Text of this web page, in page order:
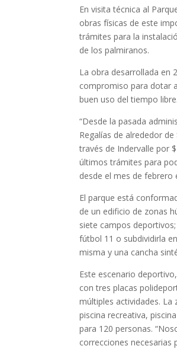
En visita técnica al
obras físicas de este
trámites para la
de los palmiranos.
La obra desarrollada en
compromiso para dotar
buen uso del tiempo libre.
“Desde la pasada
Regalías de alrededor
través de Indervalle por
últimos trámites para
desde el mes de febrero
El parque está
de un edificio de zonas
siete campos
fútbol 11 o subdividirla
misma y una cancha
Este escenario
con tres placas
múltiples actividades.
piscina recreativa,
para 120 personas.
correcciones necesarias